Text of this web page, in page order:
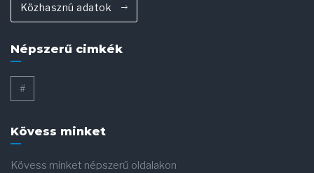
Közhasznú adatok
Népszerű cimkék
#
Kövess minket
Kövess minket népszerű oldalakon